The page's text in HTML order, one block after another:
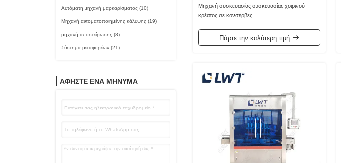
Αυτόματη μηχανή μαρκαρίσματος (10)
Μηχανή αυτοματοποιημένης κάλυψης (19)
μηχανή αποστείρωσης (8)
Σύστημα μεταφορέων (21)
ΑΦΗΣΤΕ ΈΝΑ ΜΗΝΥΜΑ
Μηχανή συσκευασίας συσκευασίας χοιρινού
κρέατος σε κονσέρβες
Πάρτε την καλύτερη τιμή